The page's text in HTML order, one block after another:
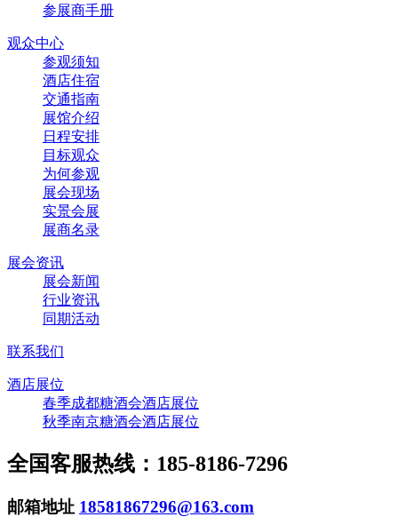
参展商手册
观众中心
参观须知
酒店住宿
交通指南
展馆介绍
日程安排
目标观众
为何参观
展会现场
实景会展
展商名录
展会资讯
展会新闻
行业资讯
同期活动
联系我们
酒店展位
春季成都糖酒会酒店展位
秋季南京糖酒会酒店展位
全国客服热线：185-8186-7296
邮箱地址 18581867296@163.com